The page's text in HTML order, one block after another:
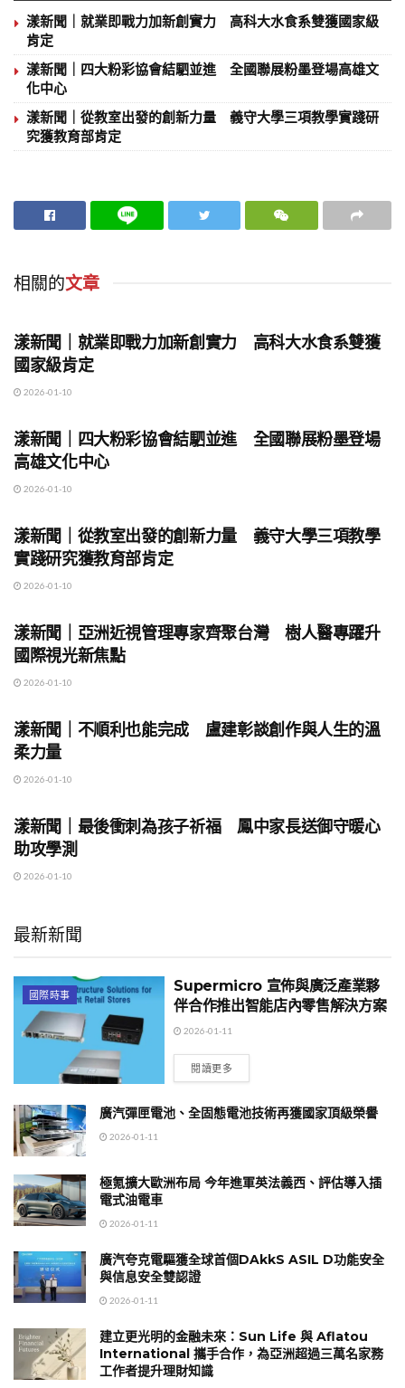
漾新聞｜就業即戰力加新創實力 高科大水食系雙獲國家級
肯定
漾新聞｜四大粉彩協會結駟並進 全國聯展粉墨登場高雄文
化中心
漾新聞｜從教室出發的創新力量 義守大學三項教學實踐研
究獲教育部肯定
相關的文章
漾新聞｜就業即戰力加新創實力 高科大水食系雙獲
國家級肯定
2026-01-10
漾新聞｜四大粉彩協會結駟並進 全國聯展粉墨登場
高雄文化中心
2026-01-10
漾新聞｜從教室出發的創新力量 義守大學三項教學
實踐研究獲教育部肯定
2026-01-10
漾新聞｜亞洲近視管理專家齊聚台灣 樹人醫專躍升
國際視光新焦點
2026-01-10
漾新聞｜不順利也能完成 盧建彰談創作與人生的溫
柔力量
2026-01-10
漾新聞｜最後衝刺為孩子祈福 鳳中家長送御守暖心
助攻學測
2026-01-10
最新新聞
國際時事
Supermicro 宣佈與廣泛產業夥
伴合作推出智能店內零售解決方案
2026-01-11
閱讀更多
廣汽彈匣電池、全固態電池技術再獲國家頂級榮譽
2026-01-11
極氪擴大歐洲布局 今年進軍英法義西、評估導入插
電式油電車
2026-01-11
廣汽夸克電驅獲全球首個DAkkS ASIL D功能安全
與信息安全雙認證
2026-01-11
建立更光明的金融未來：Sun Life 與 Aflatou
International 攜手合作，為亞洲超過三萬名家務
工作者提升理財知識